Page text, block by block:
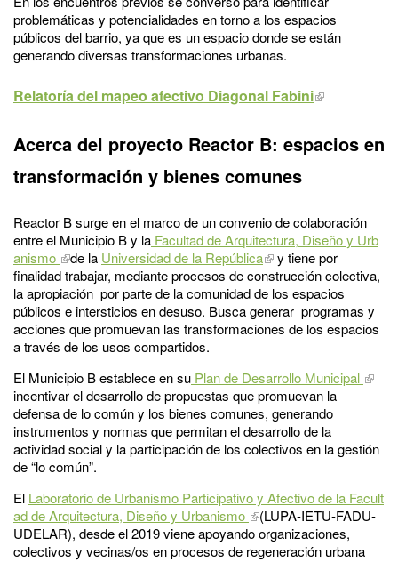
problemáticas y potencialidades en torno a los espacios
públicos del barrio, ya que es un espacio donde se están
generando diversas transformaciones urbanas.
Relatoría del mapeo afectivo Diagonal Fabini
Acerca del proyecto Reactor B: espacios en
transformación y bienes comunes
Reactor B surge en el marco de un convenio de colaboración
entre el Municipio B y la Facultad de Arquitectura, Diseño y Urb
anismo
de la Universidad de la República
y tiene por
finalidad trabajar, mediante procesos de construcción colectiva,
la apropiación por parte de la comunidad de los espacios
públicos e intersticios en desuso. Busca generar programas y
acciones que promuevan las transformaciones de los espacios
a través de los usos compartidos.
El Municipio B establece en su Plan de Desarrollo Municipal
incentivar el desarrollo de propuestas que promuevan la
defensa de lo común y los bienes comunes, generando
instrumentos y normas que permitan el desarrollo de la
actividad social y la participación de los colectivos en la gestión
de “lo común”.
El Laboratorio de Urbanismo Participativo y Afectivo de la Facult
ad de Arquitectura, Diseño y Urbanismo
(LUPA-IETU-FADU-
UDELAR), desde el 2019 viene apoyando organizaciones,
colectivos y vecinas/os en procesos de regeneración urbana